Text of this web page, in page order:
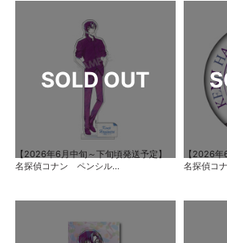
【2026年6月中旬～下旬頃発送予定】
名探偵コナン ペンシル...
【2026
名探偵コ